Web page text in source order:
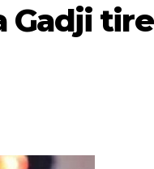
Gadji tire